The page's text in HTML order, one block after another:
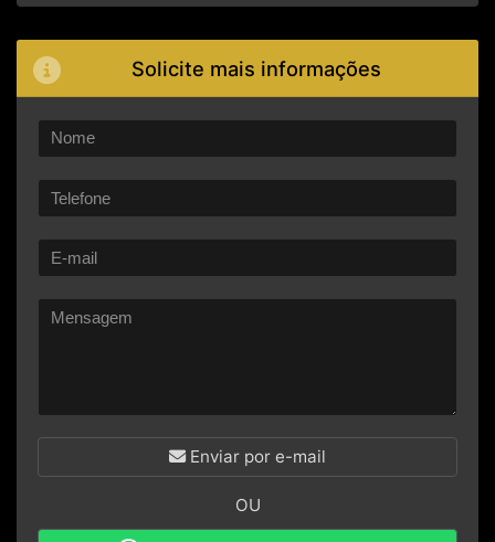
Solicite mais informações
Enviar por e-mail
OU